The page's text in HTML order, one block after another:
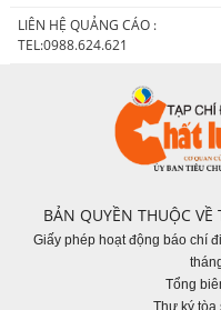
LIÊN HỆ QUẢNG CÁO :
TEL:0988.624.621
BẢN QUYỀN THUỘC VỀ
Giấy phép hoạt động báo chí
Tổng